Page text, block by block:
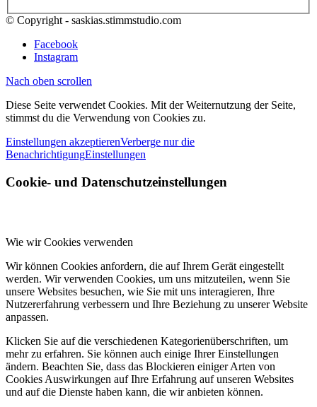
© Copyright - saskias.stimmstudio.com
Facebook
Instagram
Nach oben scrollen
Diese Seite verwendet Cookies. Mit der Weiternutzung der Seite,
stimmst du die Verwendung von Cookies zu.
Einstellungen akzeptierenVerberge nur die
BenachrichtigungEinstellungen
Cookie- und Datenschutzeinstellungen
Wie wir Cookies verwenden
Wir können Cookies anfordern, die auf Ihrem Gerät eingestellt
werden. Wir verwenden Cookies, um uns mitzuteilen, wenn Sie
unsere Websites besuchen, wie Sie mit uns interagieren, Ihre
Nutzererfahrung verbessern und Ihre Beziehung zu unserer Website
anpassen.
Klicken Sie auf die verschiedenen Kategorienüberschriften, um
mehr zu erfahren. Sie können auch einige Ihrer Einstellungen
ändern. Beachten Sie, dass das Blockieren einiger Arten von
Cookies Auswirkungen auf Ihre Erfahrung auf unseren Websites
und auf die Dienste haben kann, die wir anbieten können.